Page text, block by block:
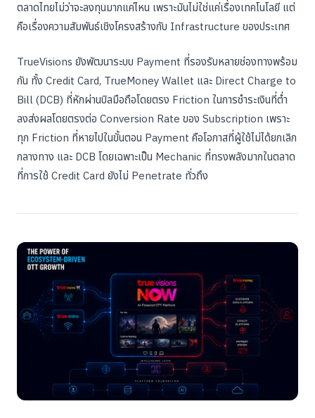
ตลาดไทยไม่ว่าจะลงทุนมากแค่ไหน เพราะมันไม่ใช่แค่เรื่องเทคโนโลยี แต่
คือเรื่องความสัมพันธ์เชิงโครงสร้างกับ Infrastructure ของประเทศ
TrueVisions ยังพัฒนาระบบ Payment ที่รองรับหลายช่องทางพร้อม
กัน ทั้ง Credit Card, TrueMoney Wallet และ Direct Charge to
Bill (DCB) ที่หักผ่านบิลมือถือโดยตรง Friction ในการชำระเงินที่ต่ำ
ลงส่งผลโดยตรงต่อ Conversion Rate ของ Subscription เพราะ
ทุก Friction ที่หายไปในขั้นตอน Payment คือโอกาสที่ผู้ใช้ไม่ได้ยกเลิก
กลางทาง และ DCB โดยเฉพาะเป็น Mechanic ที่ทรงพลังมากในตลาด
ที่การใช้ Credit Card ยังไม่ Penetrate ทั่วถึง